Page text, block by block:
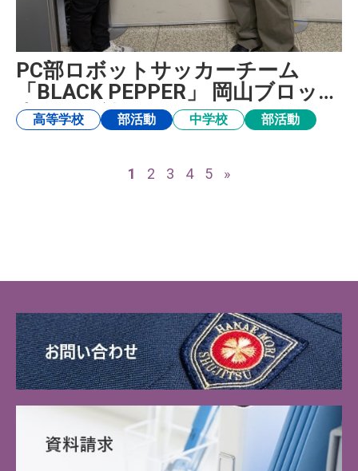
PC部ロボットサッカーチーム
「BLACK PEPPER」 岡山ブロック
大会に挑戦
高等学校 部活動 中学校 部活動
1 2 3 4 5 »